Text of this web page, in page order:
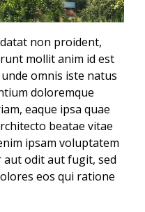
non proident,
mollit anim id est
omnis iste natus
doloremque
eaque ipsa quae
beatae vitae
ipsam voluptatem
odit aut fugit, sed
eos qui ratione